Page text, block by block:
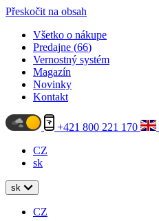
Přeskočit na obsah
Všetko o nákupe
Predajne (66)
Vernostný systém
Magazín
Novinky
Kontakt
+421 800 221 170
CZ
sk
sk
CZ